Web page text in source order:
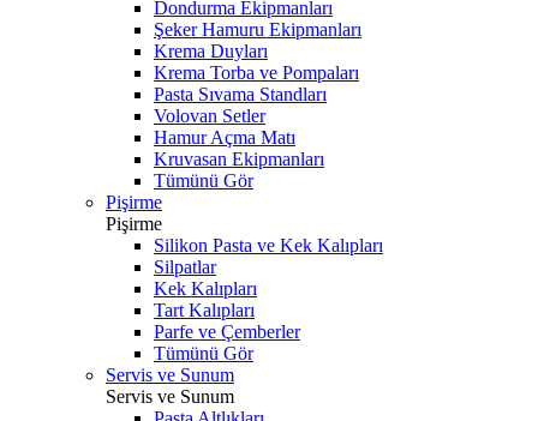
Dondurma Ekipmanları
Şeker Hamuru Ekipmanları
Krema Duyları
Krema Torba ve Pompaları
Pasta Sıvama Standları
Volovan Setler
Hamur Açma Matı
Kruvasan Ekipmanları
Tümünü Gör
Pişirme
Pişirme
Silikon Pasta ve Kek Kalıpları
Silpatlar
Kek Kalıpları
Tart Kalıpları
Parfe ve Çemberler
Tümünü Gör
Servis ve Sunum
Servis ve Sunum